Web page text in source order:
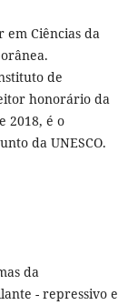
Ciências da
de
honorário da
2018, é o
da UNESCO.
da
- repressivo e